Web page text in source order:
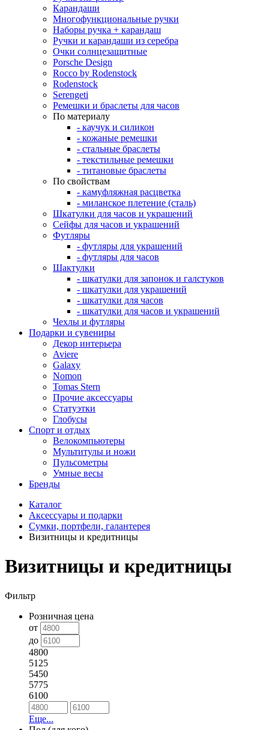
Карандаши
Многофункциональные ручки
Наборы ручка + карандаш
Ручки и карандаши из серебра
Очки солнцезащитные
Porsche Design
Rocco by Rodenstock
Rodenstock
Serengeti
Ремешки и браслеты для часов
По материалу
- каучук и силикон
- кожаные ремешки
- стальные браслеты
- текстильные ремешки
- титановые браслеты
По свойствам
- камуфляжная расцветка
- миланское плетение (сталь)
Шкатулки для часов и украшений
Сейфы для часов и украшений
Футляры
- футляры для украшений
- футляры для часов
Шактулки
- шкатулки для запонок и галстуков
- шкатулки для украшений
- шкатулки для часов
- шкатулки для часов и украшений
Чехлы и футляры
Подарки и сувениры
Декор интерьера
Aviere
Galaxy
Nomon
Tomas Stern
Прочие аксессуары
Статуэтки
Глобусы
Спорт и отдых
Велокомпьютеры
Мультитулы и ножи
Пульсометры
Умные весы
Бренды
Каталог
Аксессуары и подарки
Сумки, портфели, галантерея
Визитницы и кредитницы
Визитницы и кредитницы
Фильтр
Розничная цена
от
до
4800
5125
5450
5775
6100
Еще...